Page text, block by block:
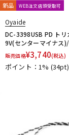
新品 WEB注文店頭受取可
Oyaide
DC-3398USB PD トリ
9V(センターマイナス
販売価格¥3,740(税込)
ポイント：1% (34pt)